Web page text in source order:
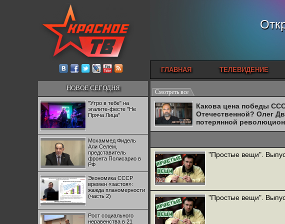
ГЛАВНАЯ ТЕЛЕВИДЕНИЕ
НОВОЕ СЕГОДНЯ
"Утро в тебе" на
эгалите-фесте "Не
Пряча Лица"
Мохаммед Фидель
Али Селем,
представитель
фронта Полисарио в
РФ
Экономика СССР
времен «застоя»:
жажда планомерности
(часть 2)
Рост социального
неравенства в 21
Смотреть все
Какова цена победы
Отечественной? Олег
потерянной
"Простые вещи".
"Простые вещи".